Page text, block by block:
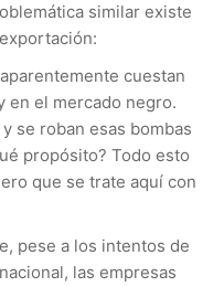
similar existe
cuestan
en el mercado negro.
se roban esas bombas
propósito? Todo esto
que se trate aquí con
pese a los intentos de
las empresas